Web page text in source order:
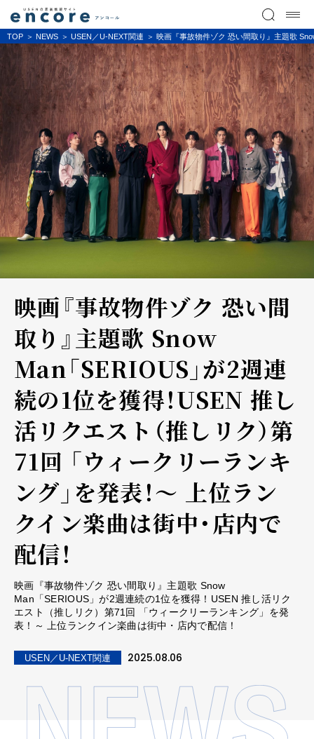
TOP NEWS USEN／U-NEXT関連 映画『事故物件ゾク 恐い間取り』主題歌
映画『事故物件ゾク 恐い間
取り』主題歌 Snow
Man「SERIOUS」が2週連
続の1位を獲得！USEN 推し
活リクエスト（推しリク）第
71回 「ウィークリーランキ
ング」を発表！～ 上位ラン
クイン楽曲は街中・店内で
配信！
映画『事故物件ゾク 恐い間取り』主題歌 Snow
Man「SERIOUS」が2週連続の1位を獲得！USEN 推し活リク
エスト（推しリク）第71回 「ウィークリーランキング」を発
表！～ 上位ランクイン楽曲は街中・店内で配信！
USEN／U-NEXT関連 2025.08.06